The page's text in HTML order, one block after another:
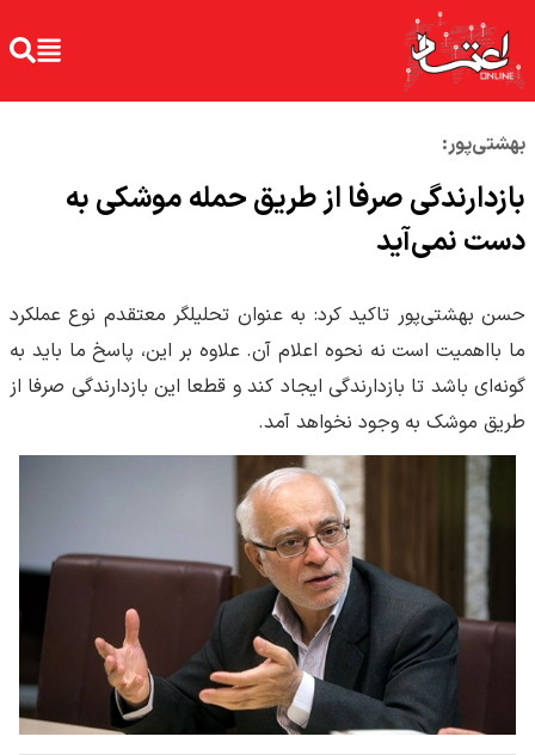
بهشتی‌پور:
بازدارندگی صرفا از طریق حمله موشکی به
دست نمی‌آید
حسن بهشتی‌پور تاکید کرد: به عنوان تحلیلگر معتقدم نوع عملکرد
ما بااهمیت است نه نحوه اعلام آن. علاوه بر این، پاسخ ما باید به
گونه‌ای باشد تا بازدارندگی ایجاد کند و قطعا این بازدارندگی صرفا از
طریق موشک به وجود نخواهد آمد.